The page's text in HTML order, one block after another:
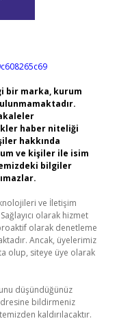
bir marka, kurum
haber niteliği
hakkında
ve kişiler ile isim
bilgiler
ve İletişim
olarak hizmet
olarak denetleme
Ancak, üyelerimiz
olup, siteye üye olarak
düşündüğünüz
bildirmeniz
kaldırılacaktır.